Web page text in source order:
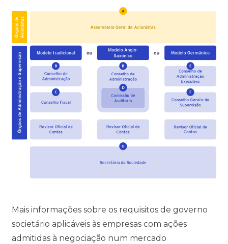
Mais informações sobre os requisitos de governo
societário aplicáveis às empresas com ações
admitidas à negociação num mercado